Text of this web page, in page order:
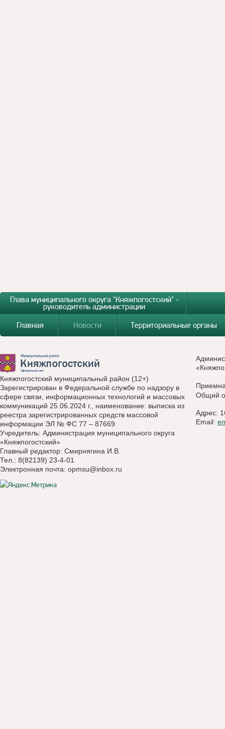
Глава муниципального округа "Княжпогостский" -
руководитель администрации
Главная
Новости Территориальные органы
Княжпогостский муниципальный район (12+)
Зарегистрирован в Федеральной службе по надзору в
сфере связи, информационных технологий и массовых
коммуникаций 25.06.2024 г., наименование: выписка из
реестра зарегистрированных средств массовой
информации ЭЛ № ФС 77 – 87669
Учредитель: Администрация муниципального округа
«Княжпогостский»
Главный редактор: Смирнягина И.В.
Тел.: 8(82139) 23-4-01
Электронная почта: opmsu@inbox.ru
Общий
Адрес:
Email: